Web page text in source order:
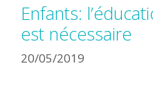
Enfants:
est nécessaire
20/05/2019